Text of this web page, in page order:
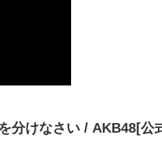
分けなさい / AKB48[公